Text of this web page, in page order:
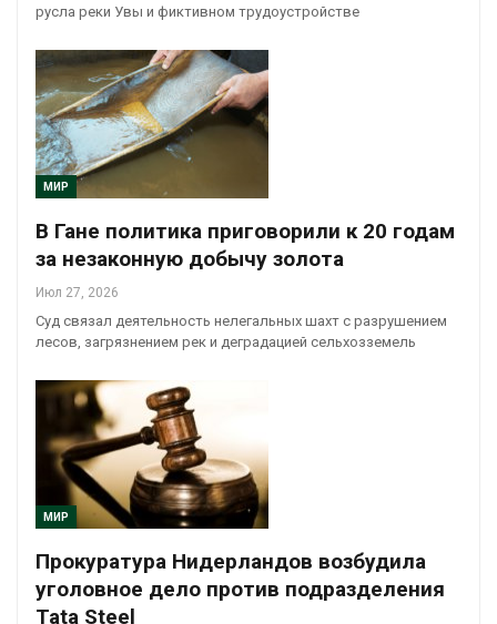
русла реки Увы и фиктивном трудоустройстве
МИР
В Гане политика приговорили к 20 годам
за незаконную добычу золота
Июл 27, 2026
Суд связал деятельность нелегальных шахт с разрушением
лесов, загрязнением рек и деградацией сельхозземель
МИР
Прокуратура Нидерландов возбудила
уголовное дело против подразделения
Tata Steel